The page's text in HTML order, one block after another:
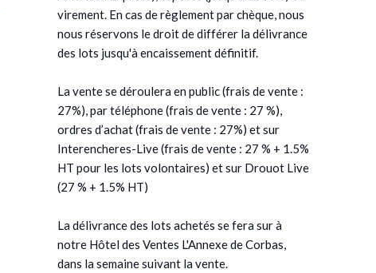
virement. En cas de règlement par chèque, nous
nous réservons le droit de différer la délivrance
des lots jusqu'à encaissement définitif.
La vente se déroulera en public (frais de vente :
27%), par téléphone (frais de vente : 27 %),
ordres d’achat (frais de vente : 27%) et sur
Interencheres-Live (frais de vente : 27 % + 1.5%
HT pour les lots volontaires) et sur Drouot Live
(27 % + 1.5% HT)
La délivrance des lots achetés se fera sur à
notre Hôtel des Ventes L'Annexe de Corbas,
dans la semaine suivant la vente.